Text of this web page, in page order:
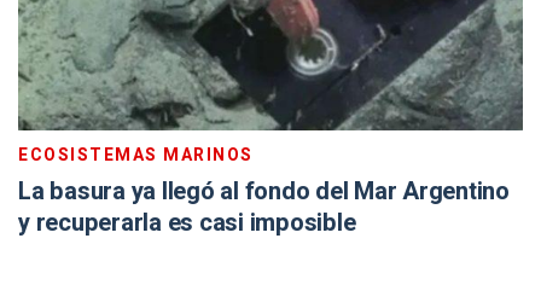
ECOSISTEMAS MARINOS
La basura ya llegó al fondo del Mar Argentino
y recuperarla es casi imposible